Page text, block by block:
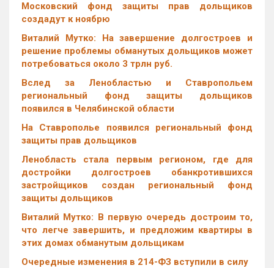
Московский фонд защиты прав дольщиков
создадут к ноябрю
Виталий Мутко: На завершение долгостроев и
решение проблемы обманутых дольщиков может
потребоваться около 3 трлн руб.
Вслед за Ленобластью и Ставропольем
региональный фонд защиты дольщиков
появился в Челябинской области
На Ставрополье появился региональный фонд
защиты прав дольщиков
Ленобласть стала первым регионом, где для
достройки долгостроев обанкротившихся
застройщиков создан региональный фонд
защиты дольщиков
Виталий Мутко: В первую очередь достроим то,
что легче завершить, и предложим квартиры в
этих домах обманутым дольщикам
Очередные изменения в 214-ФЗ вступили в силу